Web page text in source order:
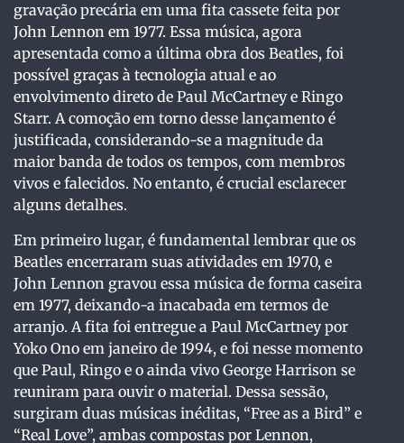
gravação precária em uma fita cassete feita por
John Lennon em 1977. Essa música, agora
apresentada como a última obra dos Beatles, foi
possível graças à tecnologia atual e ao
envolvimento direto de Paul McCartney e Ringo
Starr. A comoção em torno desse lançamento é
justificada, considerando-se a magnitude da
maior banda de todos os tempos, com membros
vivos e falecidos. No entanto, é crucial esclarecer
alguns detalhes.
Em primeiro lugar, é fundamental lembrar que os
Beatles encerraram suas atividades em 1970, e
John Lennon gravou essa música de forma caseira
em 1977, deixando-a inacabada em termos de
arranjo. A fita foi entregue a Paul McCartney por
Yoko Ono em janeiro de 1994, e foi nesse momento
que Paul, Ringo e o ainda vivo George Harrison se
reuniram para ouvir o material. Dessa sessão,
surgiram duas músicas inéditas, “Free as a Bird” e
“Real Love”, ambas compostas por Lennon,